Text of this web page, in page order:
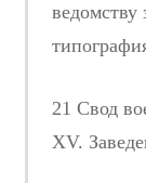
21 Свод
ХV.